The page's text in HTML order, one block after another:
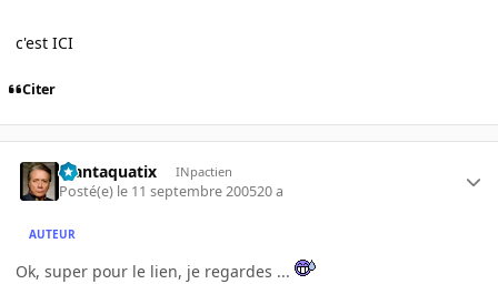
c'est ICI
Citer
Plantaquatix INpactien
Posté(e) le 11 septembre 200520 a
AUTEUR
Ok, super pour le lien, je regardes ...